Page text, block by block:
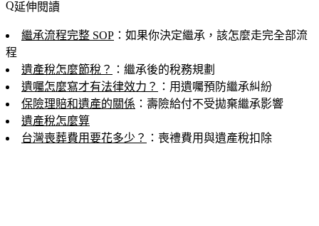
延伸閱讀
繼承流程完整 SOP ：如果你決定繼承，該怎麼走完全部流
程
遺產稅怎麼節稅？ ：繼承後的稅務規劃
遺囑怎麼寫才有法律效力？ ：用遺囑預防繼承糾紛
保險理賠和遺產的關係 ：壽險給付不受拋棄繼承影響
遺產稅怎麼算
台灣喪葬費用要花多少？ ：喪禮費用與遺產稅扣除